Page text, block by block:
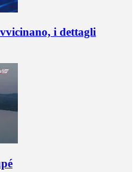
i dettagli